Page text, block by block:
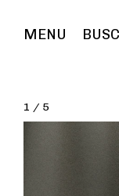
MENU
1 / 5